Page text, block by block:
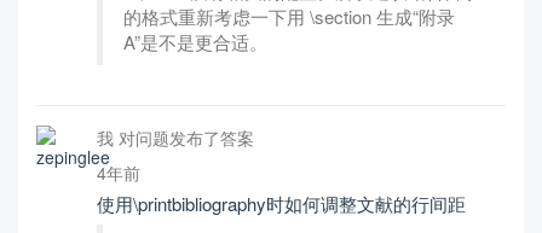
的格式重新考虑一下用 \section 生成“附录
A”是不是更合适。
我 对问题发布了答案
4年前
使用\printbibliography时如何调整文献的行间距